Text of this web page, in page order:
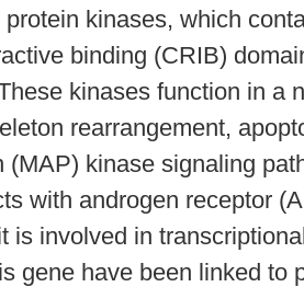
kinases, which
binding (CRIB)
kinases function in a
rearrangement,
(MAP) kinase signaling
with androgen receptor
is involved in
gene have been linked to